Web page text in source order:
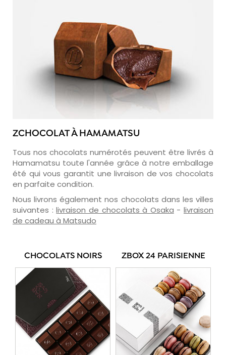
ZCHOCOLAT À HAMAMATSU
Tous nos chocolats numérotés peuvent être livrés à
Hamamatsu toute l'année grâce à notre emballage
été qui vous garantit une livraison de vos chocolats
en parfaite condition.
Nous livrons également nos chocolats dans les villes
suivantes :livraison de chocolats à Osaka - livraison
de cadeau à Matsudo
CHOCOLATS NOIRS ZBOX 24 PARISIENNE